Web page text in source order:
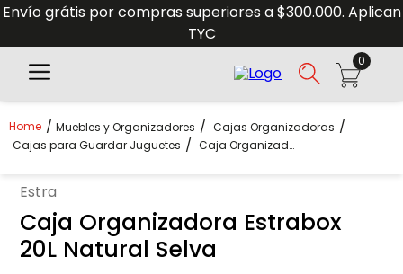
Envío grátis por compras superiores a $300.000. Aplican
TYC
0
Muebles y Organizadores
Cajas Organizadoras
Cajas para Guardar Juguetes
Caja Organizadora Estrabox 20L Natural Selva
estra
Caja Organizadora Estrabox
20L Natural Selva